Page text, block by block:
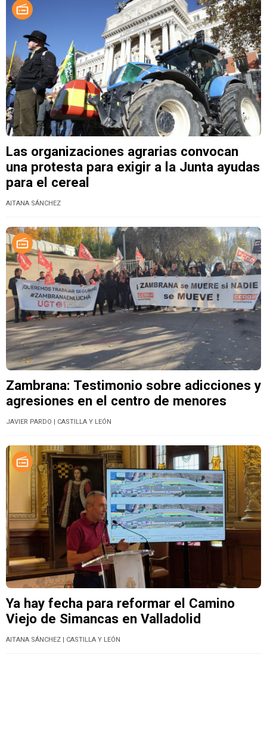
Las organizaciones agrarias convocan
una protesta para exigir a la Junta ayudas
para el cereal
AITANA SÁNCHEZ
Zambrana: Testimonio sobre adicciones y
agresiones en el centro de menores
JAVIER PARDO | CASTILLA Y LEÓN
Ya hay fecha para reformar el Camino
Viejo de Simancas en Valladolid
AITANA SÁNCHEZ | CASTILLA Y LEÓN